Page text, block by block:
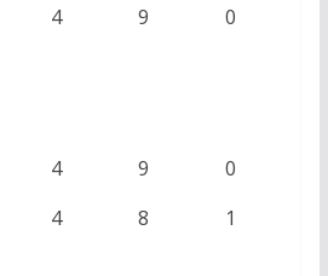
4 9 0
4 9
0
4 8 1